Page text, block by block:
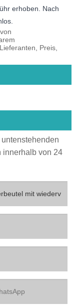
erhoben. Nach
Preis,
innerhalb von 24